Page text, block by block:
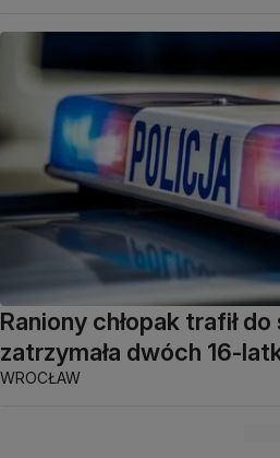
Raniony chłopak trafił
zatrzymała dwóch 16-
WROCŁAW